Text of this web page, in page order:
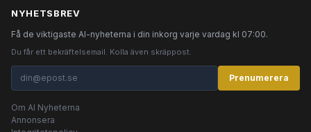
NYHETSBREV
Få de viktigaste AI-nyheterna i din inkorg varje vardag kl 07:00.
Du får ett bekräftelsemail. Kolla även skräppost.
Prenumerera
Om AI Nyheterna
Annonsera